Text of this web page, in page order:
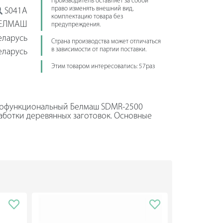
S041A
право изменять внешний вид,
комплектацию товара без
предупреждения.
Страна производства может отличаться
в зависимости от партии поставки.
Этим товаром интересовались: 57раз
Белмаш SDMR-2500
деревянных заготовок. Основные
рейсмусование, фрезерование.
оборудование в домашних
при работе. Распиловку можно
предусмотрен рабочий стол
подача заготовки со
используются фрезы